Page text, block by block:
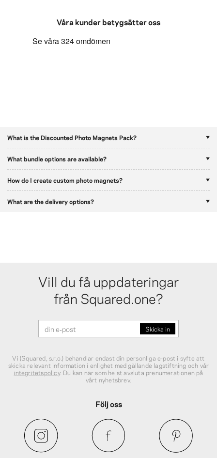
Våra kunder betygsätter oss
What is the Discounted Photo Magnets Pack?
What bundle options are available?
How do I create custom photo magnets?
What are the delivery options?
Vill du få uppdateringar
från Squared.one?
Vi (Squared, s.r.o.) behandlar endast din personliga e‑post i syfte att
skicka relevant information i enlighet med gällande lagstiftning och vår
integritetspolicy. Du kan när som helst avsluta prenumerationen på
vårt nyhetsbrev.
Följ oss